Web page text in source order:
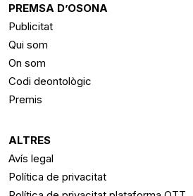
PREMSA D’OSONA
Publicitat
Qui som
On som
Codi deontològic
Premis
ALTRES
Avís legal
Política de privacitat